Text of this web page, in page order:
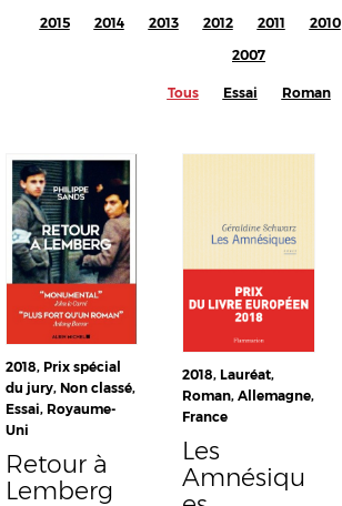
2015
2014 2013 2012 2011 2010
2007
Tous Essai Roman
2018, Prix spécial
du jury, Non classé,
Essai, Royaume-
Uni
Retour à
Lemberg
2018, Lauréat,
Roman,Allemagne,
France
Les
Amnésiqu